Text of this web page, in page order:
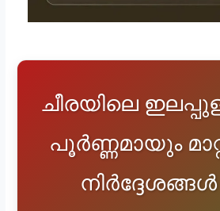
ചീരയിലെ
പൂർണ്ണമായും